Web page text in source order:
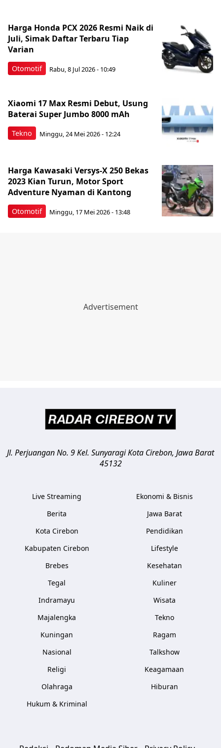
Otomotif
Harga Honda PCX 2026 Resmi Naik di
Juli, Simak Daftar Terbaru Tiap
Varian
Rabu, 8 Jul 2026 - 10:49
Tekno
Xiaomi 17 Max Resmi Debut, Usung
Baterai Super Jumbo 8000 mAh
Minggu, 24 Mei 2026 - 12:24
Otomotif
Harga Kawasaki Versys-X 250 Bekas
2023 Kian Turun, Motor Sport
Adventure Nyaman di Kantong
Minggu, 17 Mei 2026 - 13:48
Jl. Perjuangan No. 9 Kel. SunyaragiKota Cirebon, Jawa Barat
45132
Live Streaming
Berita
Kota Cirebon
Kabupaten Cirebon
Brebes
Tegal
Indramayu
Majalengka
Kuningan
Nasional
Religi
Olahraga
Hukum & Kriminal
Ekonomi & Bisnis
Jawa Barat
Pendidikan
Lifestyle
Kesehatan
Kuliner
Wisata
Tekno
Ragam
Talkshow
Keagamaan
Hiburan